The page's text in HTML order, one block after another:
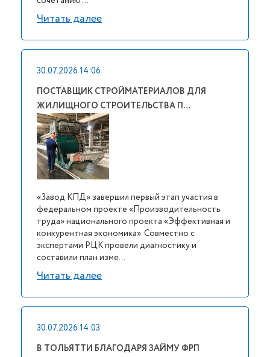
Читать далее
30.07.2026 14:06
ПОСТАВЩИК СТРОЙМАТЕРИАЛОВ ДЛЯ
ЖИЛИЩНОГО СТРОИТЕЛЬСТВА П…
«Завод КПД» завершил первый этап участия в
федеральном проекте «Производительность
труда» национального проекта «Эффективная и
конкурентная экономика». Совместно с
экспертами РЦК провели диагностику и
составили план изме...
Читать далее
30.07.2026 14:03
В ТОЛЬЯТТИ БЛАГОДАРЯ ЗАЙМУ ФРП